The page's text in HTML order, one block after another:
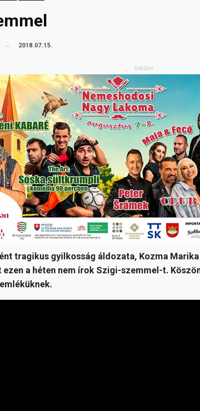
2018.07.15.
Reklám
tragikus gyilkosság áldozata, Kozma
a héten nem írok Szigi-szemmel-t.